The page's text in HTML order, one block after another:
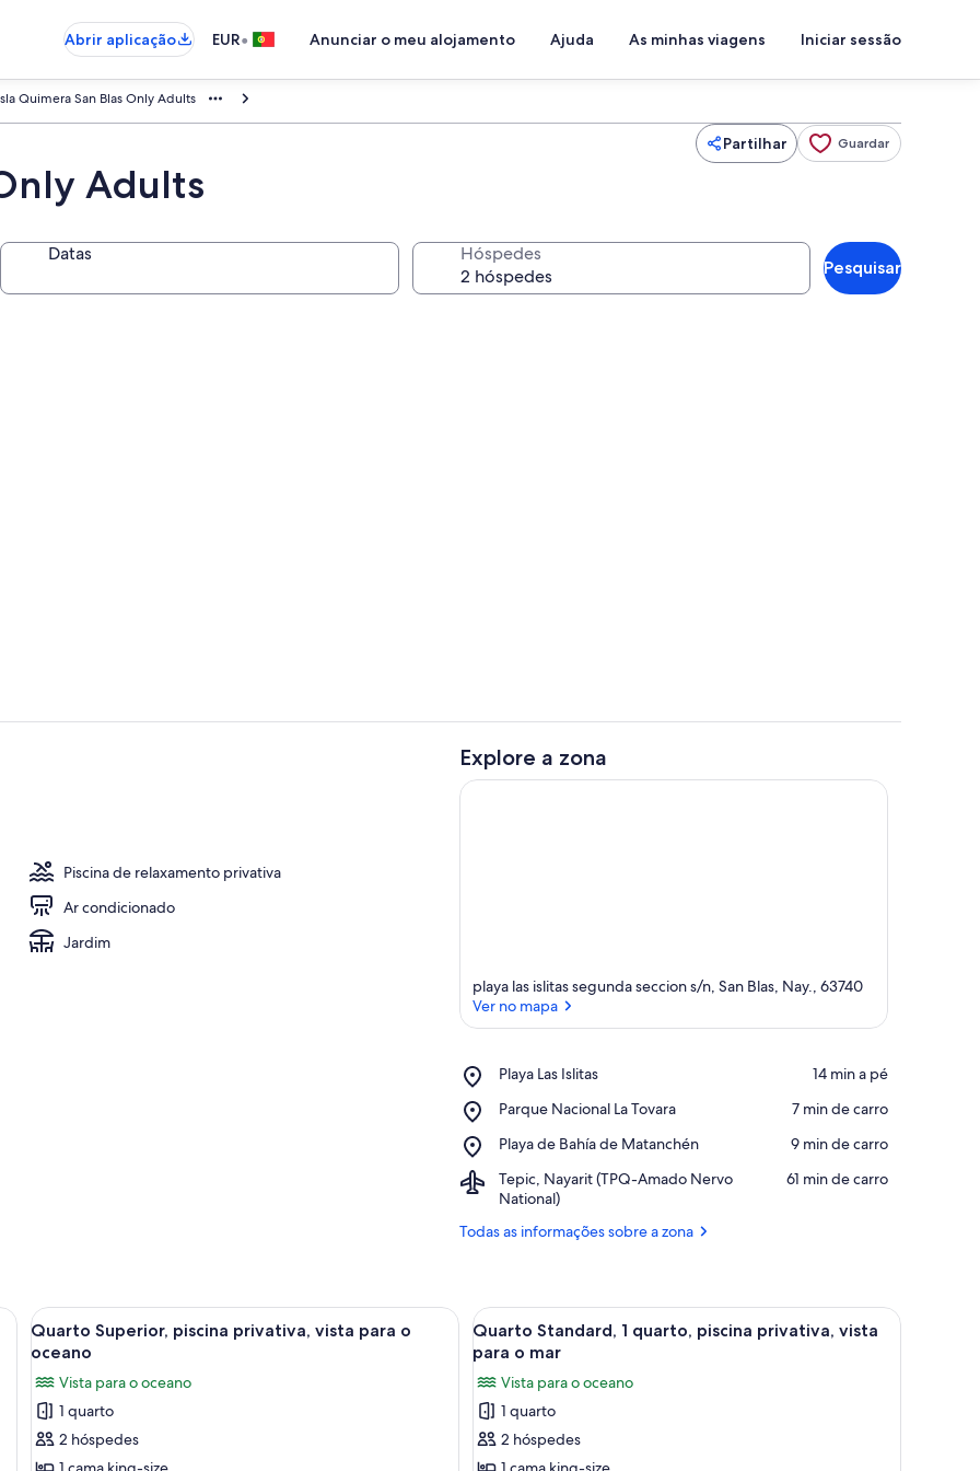
Abrir aplicação
EUR• Anunciar o meu alojamento Ajuda As minhas viagens Iniciar sessão
Quimera San Blas Only Adults
Partilhar Guardar
Adults
Datas Hóspedes
Pesquisar
Piscina de relaxamento privativa
Ar condicionado
Jardim
Explore a zona
playa las islitas segunda seccion s/n, San Blas, Nay., 63740
Ver no mapa
Playa Las Islitas
Place,
Las
‪14 min a pé‬
Parque Nacional La Tovara
Place,
Nacional
Tovara
‪7 min de carro‬
Playa de Bahía de Matanchén
Place,
de
Bahía
Matanchén
‪9 min de carro‬
Tepic, Nayarit (TPQ-Amado Nervo
National)
Airport,
Tepic,
(TPQ-
‪61 min de carro‬
Todas as informações sobre a zona
vista do oceano e uma estrutura com telhado de palha lá fora.
Ver
todas
imagens
de
Quarto
Quarto com cama grande, piso de madeira e vista para o mar através de janelas amplas.
4
Quarto Superior, piscina privativa, vista para o
oceano
Vista para o oceano
1 quarto
2 hóspedes
Ver
todas
as
imagens
de
Quarto
Quarto com uma cama grande, vigas de
3
Quarto Standard, 1 quarto, piscina privativa, vista
para o mar
Vista para o oceano
1 quarto
2 hóspedes